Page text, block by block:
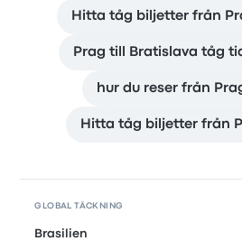
Hitta tåg biljetter från
Prag till Bratislava tåg
hur du reser från
Hitta tåg biljetter från
GLOBAL TÄCKNING
Brasilien